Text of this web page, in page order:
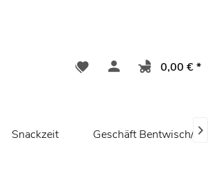
0,00 € *
Snackzeit Geschäft Bentwisch/ 